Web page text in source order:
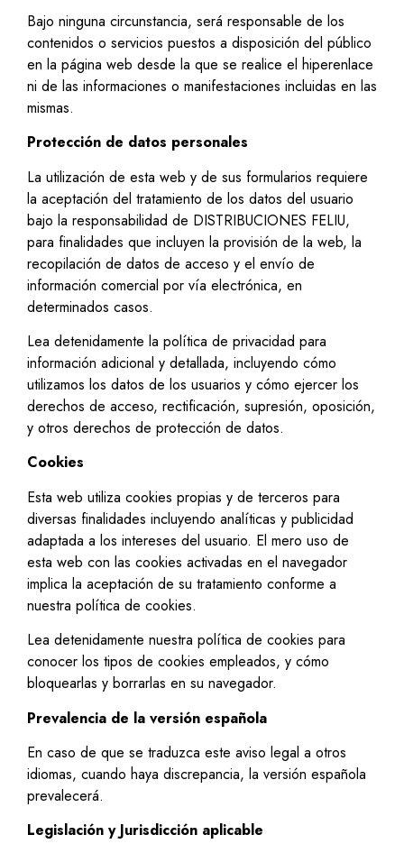
Bajo ninguna circunstancia, será responsable de los
contenidos o servicios puestos a disposición del público
en la página web desde la que se realice el hiperenlace
ni de las informaciones o manifestaciones incluidas en las
mismas.
Protección de datos personales
La utilización de esta web y de sus formularios requiere
la aceptación del tratamiento de los datos del usuario
bajo la responsabilidad de DISTRIBUCIONES FELIU,
para finalidades que incluyen la provisión de la web, la
recopilación de datos de acceso y el envío de
información comercial por vía electrónica, en
determinados casos.
Lea detenidamente la política de privacidad para
información adicional y detallada, incluyendo cómo
utilizamos los datos de los usuarios y cómo ejercer los
derechos de acceso, rectificación, supresión, oposición,
y otros derechos de protección de datos.
Cookies
Esta web utiliza cookies propias y de terceros para
diversas finalidades incluyendo analíticas y publicidad
adaptada a los intereses del usuario. El mero uso de
esta web con las cookies activadas en el navegador
implica la aceptación de su tratamiento conforme a
nuestra política de cookies.
Lea detenidamente nuestra política de cookies para
conocer los tipos de cookies empleados, y cómo
bloquearlas y borrarlas en su navegador.
Prevalencia de la versión española
En caso de que se traduzca este aviso legal a otros
idiomas, cuando haya discrepancia, la versión española
prevalecerá.
Legislación y Jurisdicción aplicable